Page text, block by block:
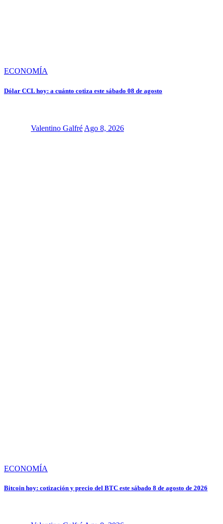
ECONOMÍA
Dólar CCL hoy: a cuánto cotiza este sábado 08 de agosto
Valentino Galfré Ago 8, 2026
ECONOMÍA
Bitcoin hoy: cotización y precio del BTC este sábado 8 de agosto de 2026